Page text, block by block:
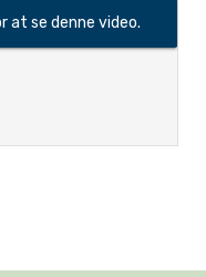
se denne video.